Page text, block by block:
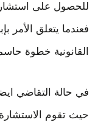
للحصول على
فعندما يتعلق الأمر
القانونية خطوة
في حالة التقاضي
حيث تقوم الاستشارة